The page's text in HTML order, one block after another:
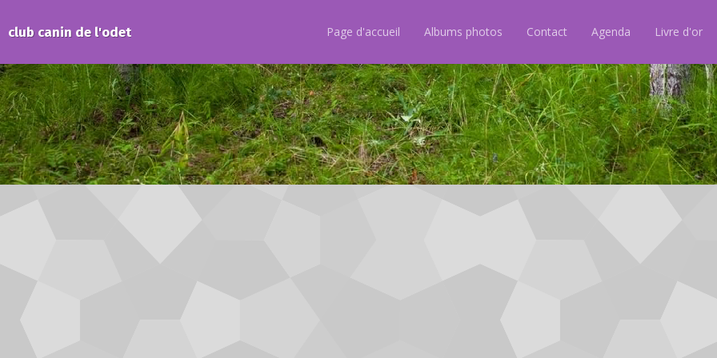
club canin de l'odet Page d'accueil Albums photos Contact Agenda Livre d'or